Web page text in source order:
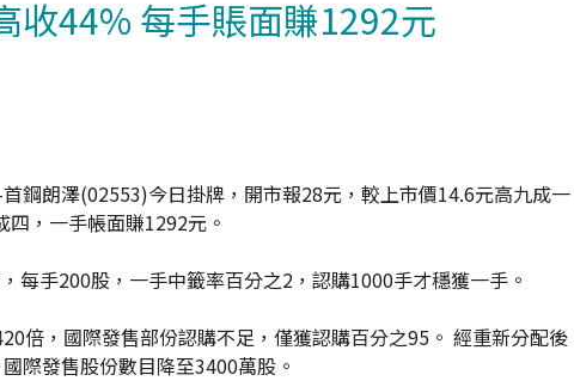
收44% 每手賬面賺1292元
鋼朗澤(02553)今日掛牌，開市報28元，較上市價14.6元高九成
，一手帳面賺1292元。
每手200股，一手中籤率百分之2，認購1000手才穩獲一手。
倍，國際發售部份認購不足，僅獲認購百分之95。 經重新分配
際發售股份數目降至3400萬股。